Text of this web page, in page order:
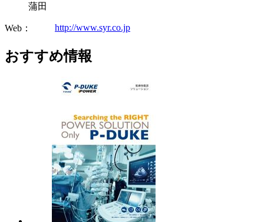
蒲田
Web： http://www.syr.co.jp
おすすめ情報